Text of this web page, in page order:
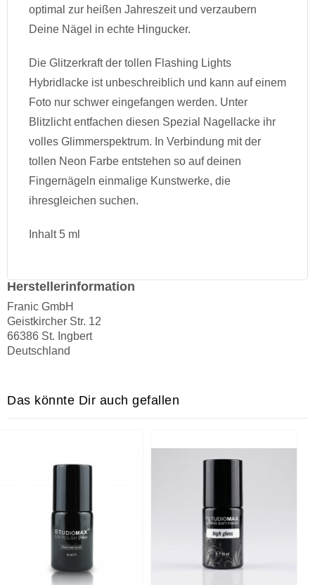
optimal zur heißen Jahreszeit und verzaubern
Deine Nägel in echte Hingucker.
Die Glitzerkraft der tollen Flashing Lights
Hybridlacke ist unbeschreiblich und kann auf einem
Foto nur schwer eingefangen werden. Unter
Blitzlicht entfachen diesen Spezial Nagellacke ihr
volles Glimmerspektrum. In Verbindung mit der
tollen Neon Farbe entstehen so auf deinen
Fingernägeln einmalige Kunstwerke, die
ihresgleichen suchen.
Inhalt 5 ml
Herstellerinformation
Franic GmbH
Geistkircher Str. 12
66386 St. Ingbert
Deutschland
Das könnte Dir auch gefallen